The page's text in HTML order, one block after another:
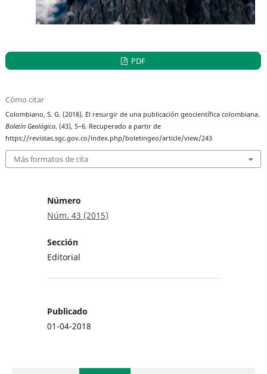
PDF
Cómo citar
Colombiano, S. G. (2018). El resurgir de una publicación geocientífica colombiana.
Boletín Geológico, (43), 5–6. Recuperado a partir de
https://revistas.sgc.gov.co/index.php/boletingeo/article/view/243
Más formatos de cita
Número
Núm. 43 (2015)
Sección
Editorial
Publicado
01-04-2018